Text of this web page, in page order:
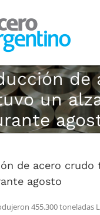
de
un
de acero crudo
agosto
455.300 toneladas